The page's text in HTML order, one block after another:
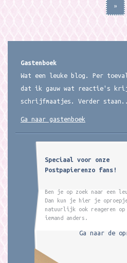
»
Gastenboek
Wat een leuke blog. Per
dat ik gauw wat reactie's
schrijfmaatjes. Verder
Ga naar gastenboek
Speciaal voor onze
Postpapierenzo fans!
Ben je op zoek naar een
Dan kun je hier je
natuurlijk ook reageren op
iemand anders.
Ga naar de